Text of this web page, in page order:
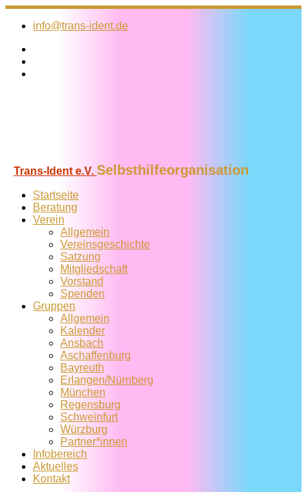
Zum
Inhalt
info@trans-ident.de
Trans-Ident e.V. Selbsthilfeorganisation
Startseite
Beratung
Verein
Allgemein
Vereins­geschichte
Satzung
Mitglied­schaft
Vorstand
Spenden
Gruppen
Allgemein
Kalender
Ansbach
Aschaffenburg
Bayreuth
Erlangen/Nürnberg
München
Regensburg
Schweinfurt
Würzburg
Partner*innen
Infobereich
Aktuelles
Kontakt